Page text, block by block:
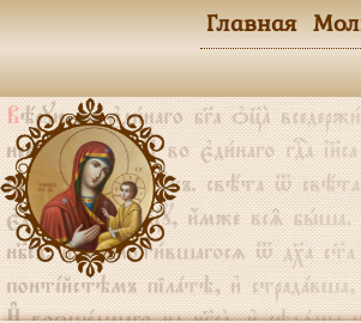
Главная